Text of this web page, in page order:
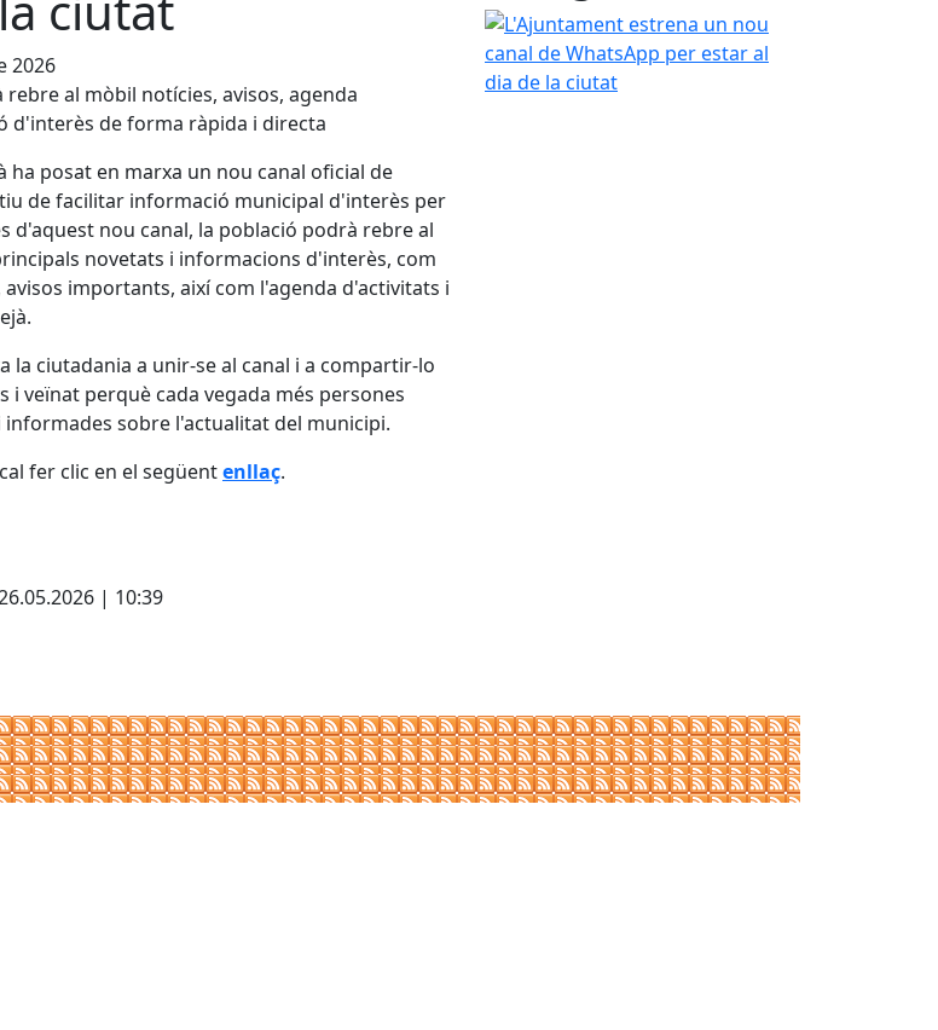
2026
al mòbil notícies, avisos, agenda
d'interès de forma ràpida i directa
ha posat en marxa un nou canal oficial de
de facilitar informació municipal d'interès per
d'aquest nou canal, la població podrà rebre al
novetats i informacions d'interès, com
importants, així com l'agenda d'activitats i
la ciutadania a unir-se al canal i a compartir-lo
i veïnat perquè cada vegada més persones
sobre l'actualitat del municipi.
fer clic en el següentenllaç.
| 10:39
L'Ajuntament estrena un nou canal de